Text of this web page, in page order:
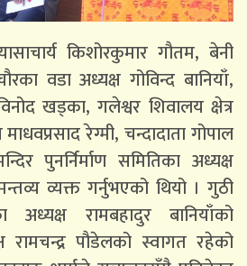
किशोरकुमार गौतम, बेनी
वडा अध्यक्ष गोविन्द बानियाँ,
खड्का, गलेश्वर शिवालय क्षेत्र
रेग्मी, चन्दादाता गोपाल
पुनर्निर्माण समितिका अध्यक्ष
व्यक्त गर्नुभएको थियो । गुठी
अध्यक्ष रामबहादुर बानियाँको
रामचन्द्र पौडेलको स्वागत रहेको